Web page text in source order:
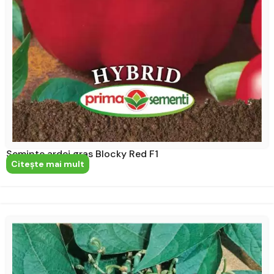
Seminte ardei gras Blocky Red F1
Citeşte mai mult